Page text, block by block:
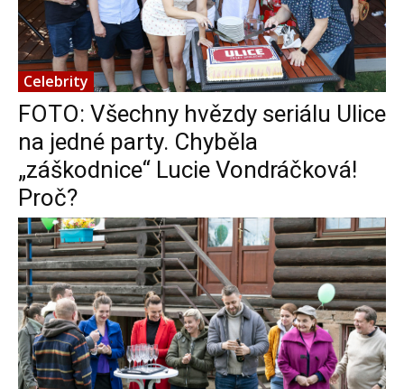
Celebrity
FOTO: Všechny hvězdy seriálu Ulice
na jedné party. Chyběla
„záškodnice“ Lucie Vondráčková!
Proč?